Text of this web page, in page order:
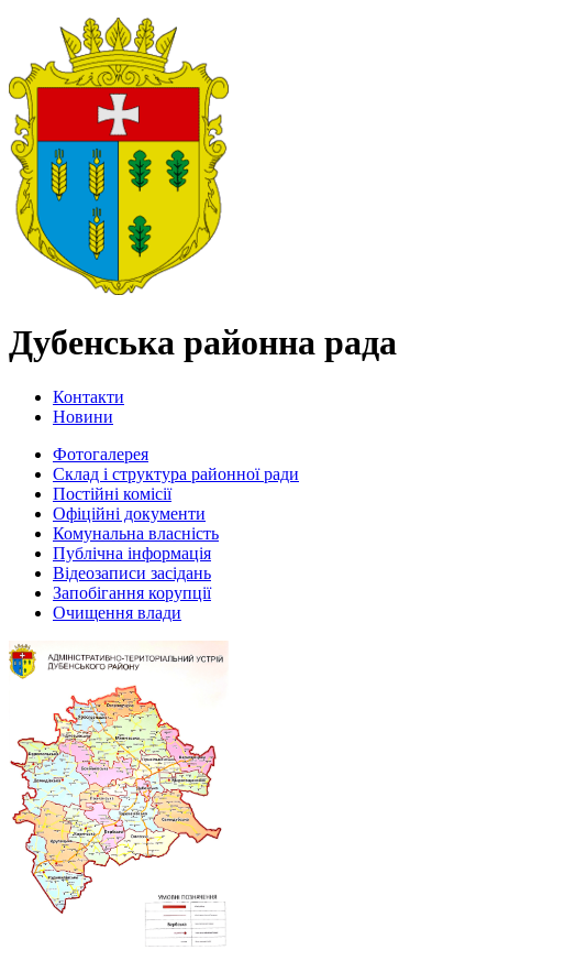
Дубенська районна рада
Контакти
Новини
Фотогалерея
Склад і структура районної ради
Постійні комісії
Офіційні документи
Комунальна власність
Публічна інформація
Відеозаписи засідань
Запобігання корупції
Очищення влади